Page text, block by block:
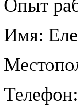
Опыт
Имя:
Телефон: